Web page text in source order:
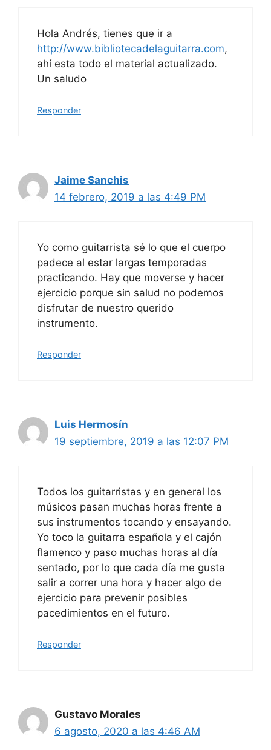
Hola Andrés, tienes que ir a
http://www.bibliotecadelaguitarra.com,
ahí esta todo el material actualizado.
Un saludo
Responder
Jaime Sanchis
14 febrero, 2019 a las 4:49 PM
Yo como guitarrista sé lo que el cuerpo
padece al estar largas temporadas
practicando. Hay que moverse y hacer
ejercicio porque sin salud no podemos
disfrutar de nuestro querido
instrumento.
Responder
Luis Hermosín
19 septiembre, 2019 a las 12:07 PM
Todos los guitarristas y en general los
músicos pasan muchas horas frente a
sus instrumentos tocando y ensayando.
Yo toco la guitarra española y el cajón
flamenco y paso muchas horas al día
sentado, por lo que cada día me gusta
salir a correr una hora y hacer algo de
ejercicio para prevenir posibles
pacedimientos en el futuro.
Responder
Gustavo Morales
6 agosto, 2020 a las 4:46 AM